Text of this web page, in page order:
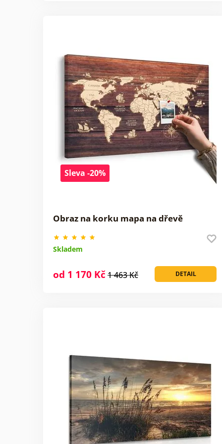
Sleva -20%
Obraz na korku mapa na dřevě
Skladem
DETAIL
od 1 170 Kč1 463 Kč